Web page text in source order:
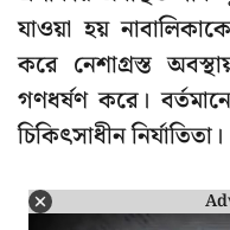
যাওয়া হয়
করে নেশাগ্রস্ত
গণধর্ষণ করে।
চিকিৎসাধীন নির্যাতিতা।